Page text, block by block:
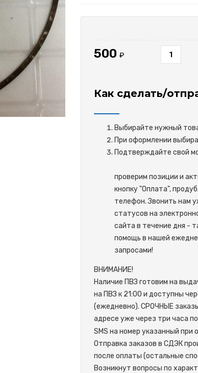
500 ₽
Как сделать/
Выбирайте нужный
При оформлении
Подтверждайте
проверим позиции и
кнопку "Оплата",
телефон. Звонить нам
статусов на
сайта в течение дня -
помощь в нашей
запросами!
ВНИМАНИЕ!
Наличие ПВЗ готовим на
на ПВЗ к 21:00 и доступны
(ежедневно). СРОЧНЫЕ
адресе уже через три часа
SMS на номер указанный при
Отправка заказов в СДЭК
после оплаты (остальные
Возникнут вопросы по